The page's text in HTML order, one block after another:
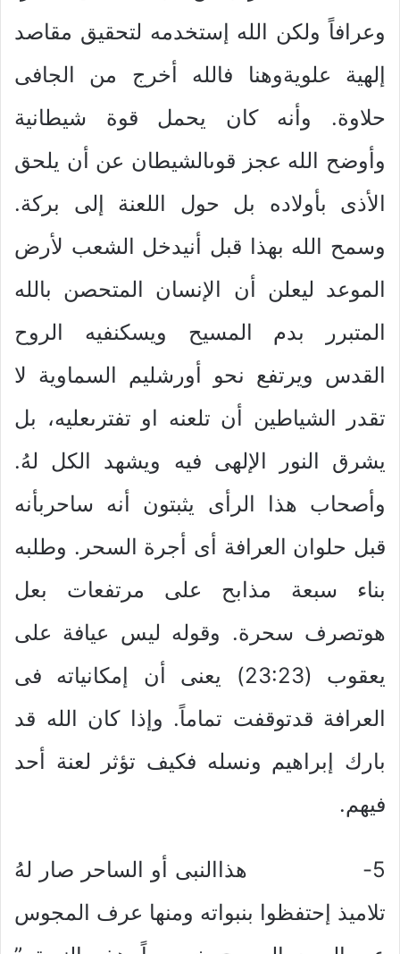
وعرافاً ولكن الله إستخدمه لتحقيق مقاصد
إلهية علويةوهنا فالله أخرج من الجافى
حلاوة. وأنه كان يحمل قوة شيطانية
وأوضح الله عجز قوىالشيطان عن أن يلحق
الأذى بأولاده بل حول اللعنة إلى بركة.
وسمح الله بهذا قبل أنيدخل الشعب لأرض
الموعد ليعلن أن الإنسان المتحصن بالله
المتبرر بدم المسيح ويسكنفيه الروح
القدس ويرتفع نحو أورشليم السماوية لا
تقدر الشياطين أن تلعنه او تفترىعليه، بل
يشرق النور الإلهى فيه ويشهد الكل لهُ.
وأصحاب هذا الرأى يثبتون أنه ساحربأنه
قبل حلوان العرافة أى أجرة السحر. وطلبه
بناء سبعة مذابح على مرتفعات بعل
هوتصرف سحرة. وقوله ليس عيافة على
يعقوب (23:23) يعنى أن إمكانياته فى
العرافة قدتوقفت تماماً. وإذا كان الله قد
بارك إبراهيم ونسله فكيف تؤثر لعنة أحد
فيهم.
5- هذاالنبى أو الساحر صار لهُ
تلاميذ إحتفظوا بنبواته ومنها عرف المجوس